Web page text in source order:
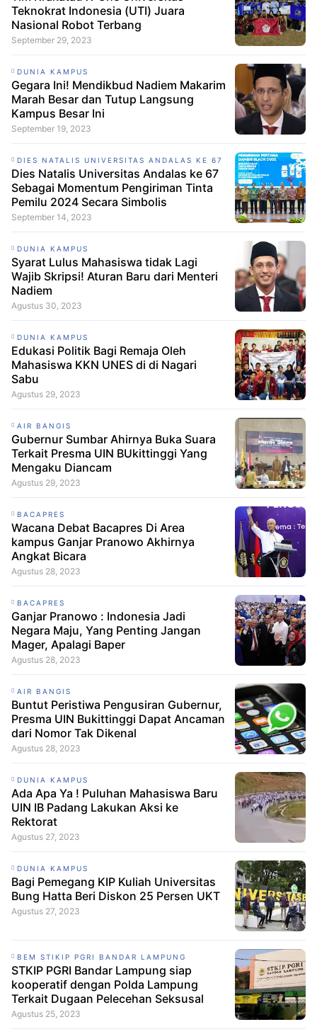
Teknokrat Indonesia (UTI) Juara
Nasional Robot Terbang
September 29, 2023
DUNIA KAMPUS
Gegara Ini! Mendikbud Nadiem Makarim
Marah Besar dan Tutup Langsung
Kampus Besar Ini
September 19, 2023
DIES NATALIS UNIVERSITAS ANDALAS KE 67
Dies Natalis Universitas Andalas ke 67
Sebagai Momentum Pengiriman Tinta
Pemilu 2024 Secara Simbolis
September 14, 2023
DUNIA KAMPUS
Syarat Lulus Mahasiswa tidak Lagi
Wajib Skripsi! Aturan Baru dari Menteri
Nadiem
Agustus 30, 2023
DUNIA KAMPUS
Edukasi Politik Bagi Remaja Oleh
Mahasiswa KKN UNES di di Nagari
Sabu
Agustus 29, 2023
AIR BANGIS
Gubernur Sumbar Ahirnya Buka Suara
Terkait Presma UIN BUkittinggi Yang
Mengaku Diancam
Agustus 29, 2023
BACAPRES
Wacana Debat Bacapres Di Area
kampus Ganjar Pranowo Akhirnya
Angkat Bicara
Agustus 28, 2023
BACAPRES
Ganjar Pranowo : Indonesia Jadi
Negara Maju, Yang Penting Jangan
Mager, Apalagi Baper
Agustus 28, 2023
AIR BANGIS
Buntut Peristiwa Pengusiran Gubernur,
Presma UIN Bukittinggi Dapat Ancaman
dari Nomor Tak Dikenal
Agustus 28, 2023
DUNIA KAMPUS
Ada Apa Ya ! Puluhan Mahasiswa Baru
UIN IB Padang Lakukan Aksi ke
Rektorat
Agustus 27, 2023
DUNIA KAMPUS
Bagi Pemegang KIP Kuliah Universitas
Bung Hatta Beri Diskon 25 Persen UKT
Agustus 27, 2023
BEM STIKIP PGRI BANDAR LAMPUNG
STKIP PGRI Bandar Lampung siap
kooperatif dengan Polda Lampung
Terkait Dugaan Pelecehan Seksusal
Agustus 25, 2023